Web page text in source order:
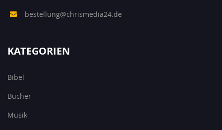
bestellung@chrismedia24.de
KATEGORIEN
Bibel
Bücher
Musik